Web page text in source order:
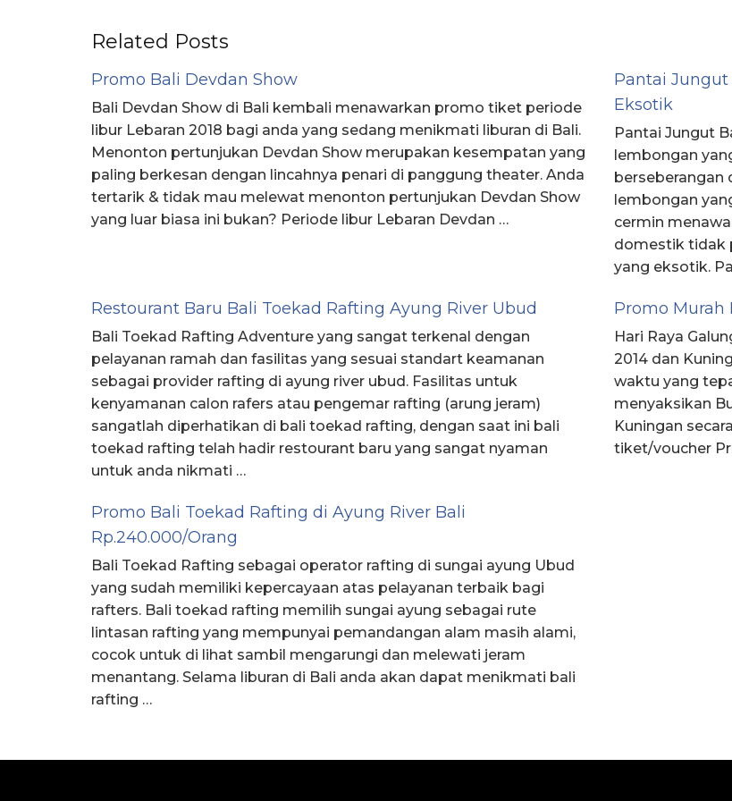
Related Posts
Promo Bali Devdan Show
Bali Devdan Show di Bali kembali menawarkan promo tiket periode
libur Lebaran 2018 bagi anda yang sedang menikmati liburan di Bali.
Menonton pertunjukan Devdan Show merupakan kesempatan yang
paling berkesan dengan lincahnya penari di panggung theater. Anda
tertarik & tidak mau melewat menonton pertunjukan Devdan Show
yang luar biasa ini bukan? Periode libur Lebaran Devdan …
Pantai
Eksotik
Pantai Jungut
lembongan
berseberangan
lembongan
cermin
domestik tidak
yang eksotik.
Restourant Baru Bali Toekad Rafting Ayung River Ubud
Bali Toekad Rafting Adventure yang sangat terkenal dengan
pelayanan ramah dan fasilitas yang sesuai standart keamanan
sebagai provider rafting di ayung river ubud. Fasilitas untuk
kenyamanan calon rafers atau pengemar rafting (arung jeram)
sangatlah diperhatikan di bali toekad rafting, dengan saat ini bali
toekad rafting telah hadir restourant baru yang sangat nyaman
untuk anda nikmati …
Promo Murah
Hari Raya
2014 dan
waktu yang
menyaksikan
Kuningan
tiket/voucher
Promo Bali Toekad Rafting di Ayung River Bali
Rp.240.000/Orang
Bali Toekad Rafting sebagai operator rafting di sungai ayung Ubud
yang sudah memiliki kepercayaan atas pelayanan terbaik bagi
rafters. Bali toekad rafting memilih sungai ayung sebagai rute
lintasan rafting yang mempunyai pemandangan alam masih alami,
cocok untuk di lihat sambil mengarungi dan melewati jeram
menantang. Selama liburan di Bali anda akan dapat menikmati bali
rafting …